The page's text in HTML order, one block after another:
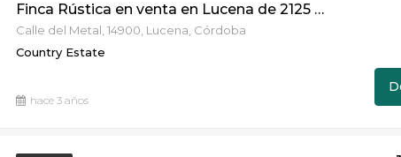
Finca Rústica en venta en Lucena de 2125 m2 REF:SRB0000171323
Calle del Metal, 14900, Lucena, Córdoba
Country Estate
hace 3 años